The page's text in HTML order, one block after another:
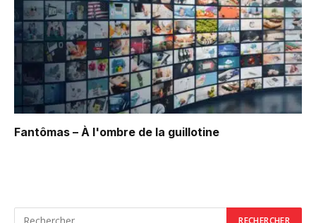
Fantômas – À l'ombre de la guillotine